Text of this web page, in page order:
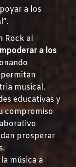
a los
Rock al
a los
musical.
educativas y
compromiso
prosperar
música a